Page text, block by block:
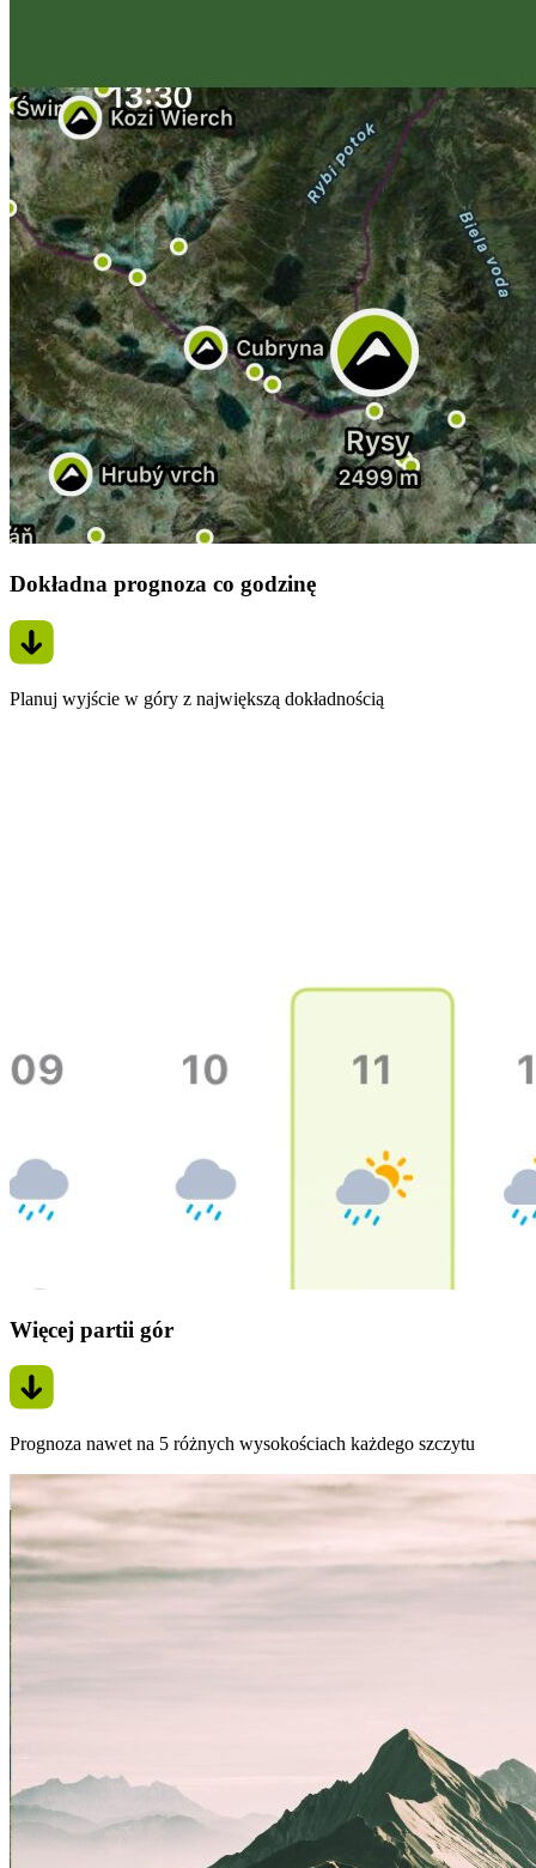
Dokładna prognoza co godzinę
Planuj wyjście w góry z największą dokładnością
Więcej partii gór
Prognoza nawet na 5 różnych wysokościach każdego szczytu